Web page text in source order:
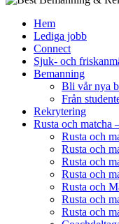
Hem
Lediga jobb
Connect
Sjuk- och
Bemanning
Bli vår nya
Från
Rekrytering
Rusta och matcha
Rusta och
Rusta och
Rusta och
Rusta och
Rusta och
Rusta och
Rusta och